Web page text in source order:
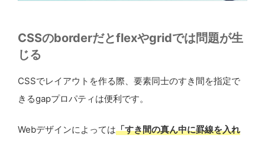
CSSのborderだとflexやgridでは問題が生
じる
CSSでレイアウトを作る際、要素同士のすき間を指定で
きるgapプロパティは便利です。
Webデザインによっては「すき間の真ん中に罫線を入れ